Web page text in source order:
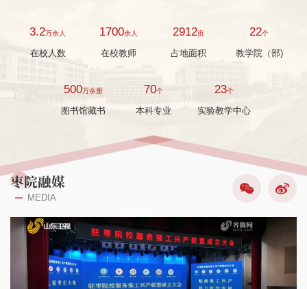
3.2万余人
在校人数
1700余人
在校教师
2912亩
占地面积
22个
教学院（部)
500万余册
图书馆藏书
70个
本科专业
23个
实验教学中心
枣院融媒
MEDIA